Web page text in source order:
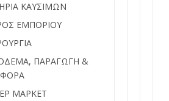
ΚΑΥΣΙΜΩΝ
ΕΜΠΟΡΙΟΥ
ΠΑΡΑΓΩΓΗ &
ΜΑΡΚΕΤ